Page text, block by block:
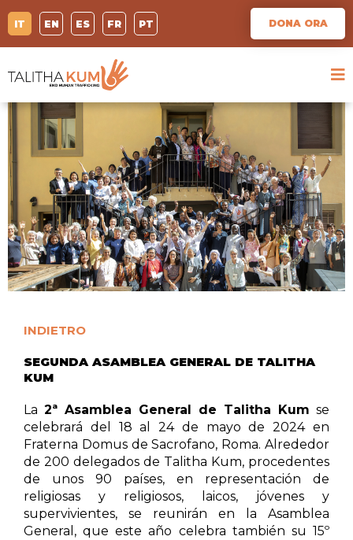
IT EN ES FR PT DONA ORA
INDIETRO
SEGUNDA ASAMBLEA GENERAL DE TALITHA
KUM
La 2ª Asamblea General de Talitha Kum se
celebrará del 18 al 24 de mayo de 2024 en
Fraterna Domus de Sacrofano, Roma. Alrededor
de 200 delegados de Talitha Kum, procedentes
de unos 90 países, en representación de
religiosas y religiosos, laicos, jóvenes y
supervivientes, se reunirán en la Asamblea
General, que este año celebra también su 15º